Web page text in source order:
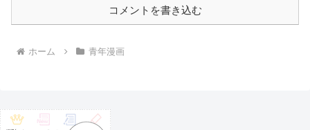
コメントを書き込む
ホーム 青年漫画